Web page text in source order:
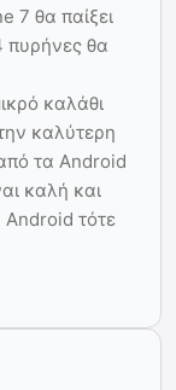
7 θα παίξει
πυρήνες θα
καλάθι
καλύτερη
τα Android
καλή και
Android τότε